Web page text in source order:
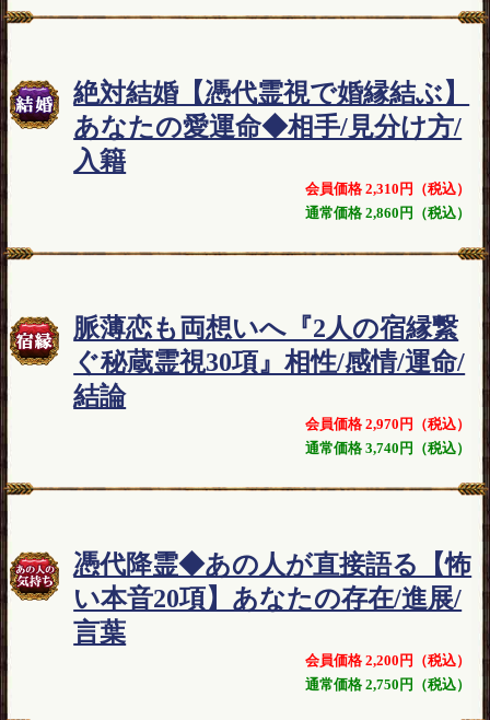
絶対結婚【憑代霊視で婚縁結ぶ】
あなたの愛運命◆相手/見分け方/
入籍
会員価格 2,310円（税込）
通常価格 2,860円（税込）
脈薄恋も両想いへ『2人の宿縁繋
ぐ秘蔵霊視30項』相性/感情/運命/
結論
会員価格 2,970円（税込）
通常価格 3,740円（税込）
憑代降霊◆あの人が直接語る【怖
い本音20項】あなたの存在/進展/
言葉
会員価格 2,200円（税込）
通常価格 2,750円（税込）